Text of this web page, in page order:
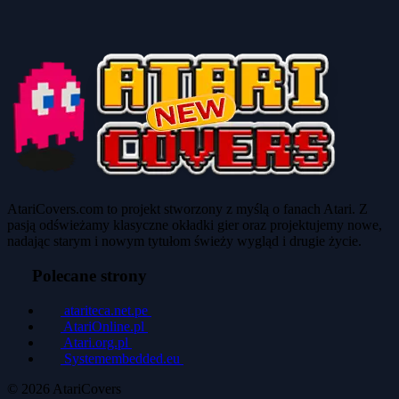
AtariCovers.com to projekt stworzony z myślą o fanach Atari. Z
pasją odświeżamy klasyczne okładki gier oraz projektujemy nowe,
nadając starym i nowym tytułom świeży wygląd i drugie życie.
Polecane strony
atariteca.net.pe
AtariOnline.pl
Atari.org.pl
Systemembedded.eu
© 2026 AtariCovers